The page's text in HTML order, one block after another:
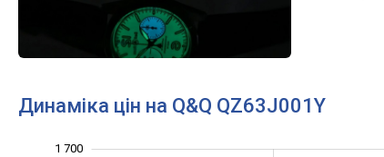
Динаміка цін на Q&Q QZ63J001Y
1 700